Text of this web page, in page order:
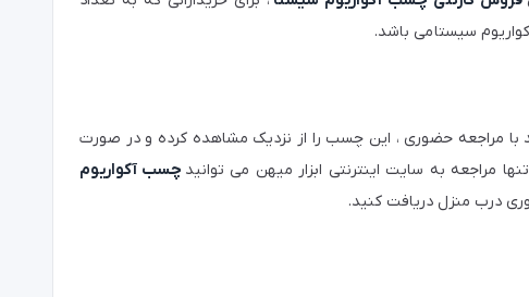
سیستا می باشد.
با مراجعه حضوری ، این چسب را از نزدیک مشاهده کرده و در صورت
مراجعه به سایت اینترنتی ابزار میهن می توانید چسب آکواریوم
درب منزل دریافت کنید.